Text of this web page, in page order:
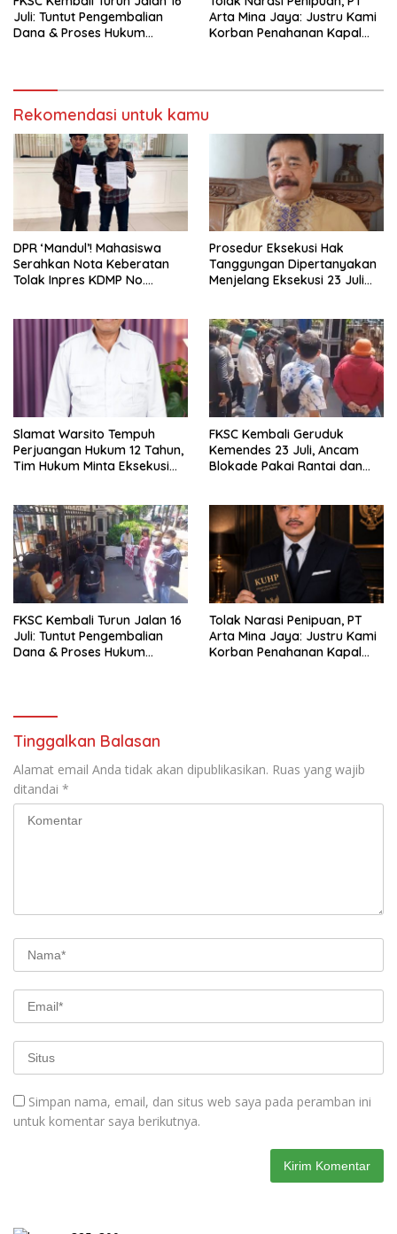
Juli: Tuntut Pengembalian
Dana & Proses Hukum
Arta Mina Jaya: Justru Kami
Korban Penahanan Kapal
Rekomendasi untuk kamu
DPR ‘Mandul’! Mahasiswa
Serahkan Nota Keberatan
Tolak Inpres KDMP No.
Prosedur Eksekusi Hak
Tanggungan Dipertanyakan
Menjelang Eksekusi 23 Juli
Slamat Warsito Tempuh
Perjuangan Hukum 12 Tahun,
Tim Hukum Minta Eksekusi
FKSC Kembali Geruduk
Kemendes 23 Juli, Ancam
Blokade Pakai Rantai dan
FKSC Kembali Turun Jalan 16
Juli: Tuntut Pengembalian
Dana & Proses Hukum
Tolak Narasi Penipuan, PT
Arta Mina Jaya: Justru Kami
Korban Penahanan Kapal
Tinggalkan Balasan
Alamat email Anda tidak akan dipublikasikan. Ruas yang wajib
ditandai *
Simpan nama, email, dan situs web saya pada peramban ini
untuk komentar saya berikutnya.